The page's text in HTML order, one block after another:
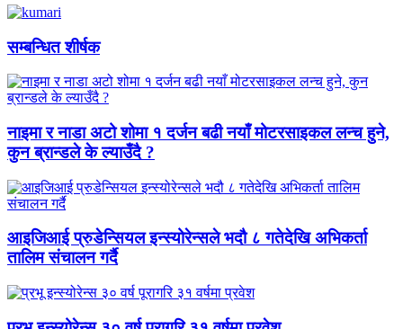
सम्बन्धित शीर्षक
नाइमा र नाडा अटो शोमा १ दर्जन बढी नयाँ मोटरसाइकल लन्च हुने,
कुन ब्रान्डले के ल्याउँदै ?
आइजिआई प्रुडेन्सियल इन्स्योरेन्सले भदौ ८ गतेदेखि अभिकर्ता
तालिम संचालन गर्दै